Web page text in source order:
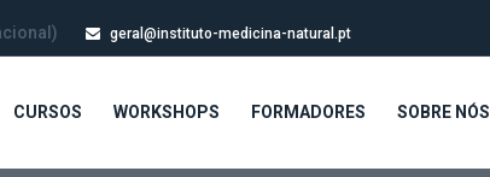
geral@instituto-medicina-natural.pt
CURSOS WORKSHOPS FORMADORES SOBRE NÓS